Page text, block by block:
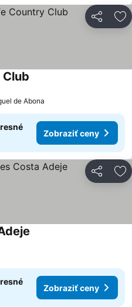
Zdieľať
de Abona
Zobraziť ceny
Zdieľať
Zobraziť ceny